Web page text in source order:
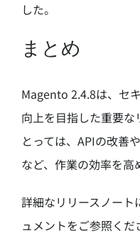
した。
まとめ
Magento 2.4.8は、セ
向上を目指した重要な
とっては、APIの改善
など、作業の効率を高
詳細なリリースノー
ュメントをご参照くだ